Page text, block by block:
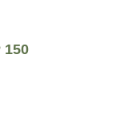
150